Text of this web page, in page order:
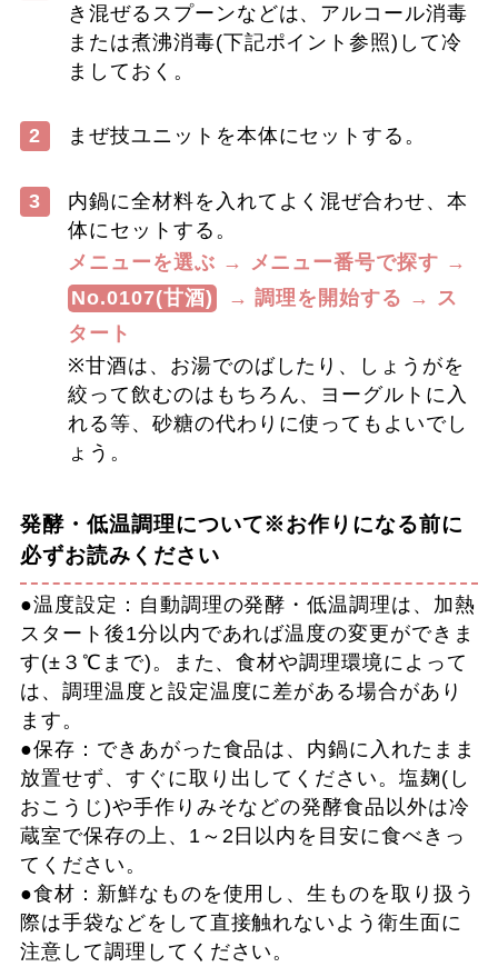
き混ぜるスプーンなどは、アルコール消毒
または煮沸消毒(下記ポイント参照)して冷
ましておく。
2 まぜ技ユニットを本体にセットする。
3
内鍋に全材料を入れてよく混ぜ合わせ、本
体にセットする。
メニューを選ぶ → メニュー番号で探す →
No.0107(甘酒)
→ 調理を開始する → ス
タート
※甘酒は、お湯でのばしたり、しょうがを
絞って飲むのはもちろん、ヨーグルトに入
れる等、砂糖の代わりに使ってもよいでし
ょう。
発酵・低温調理について※お作りになる前に
必ずお読みください
●温度設定：自動調理の発酵・低温調理は、加熱
スタート後1分以内であれば温度の変更ができま
す(±３℃まで)。また、食材や調理環境によって
は、調理温度と設定温度に差がある場合があり
ます。
●保存：できあがった食品は、内鍋に入れたまま
放置せず、すぐに取り出してください。塩麹(し
おこうじ)や手作りみそなどの発酵食品以外は冷
蔵室で保存の上、1～2日以内を目安に食べきっ
てください。
●食材：新鮮なものを使用し、生ものを取り扱う
際は手袋などをして直接触れないよう衛生面に
注意して調理してください。